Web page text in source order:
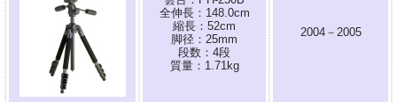
全伸長：148.0cm
縮長：52cm
脚径：25mm
段数：4段
質量：1.71kg
2004－2005